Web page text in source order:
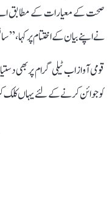
صحت کے معیارات کے مطابق اے
نے اپنے بیان کے اختتام پر کہا،
قومی آواز اب ٹیلی گرام پر
کو جوائن کرنے کے لئے یہاں